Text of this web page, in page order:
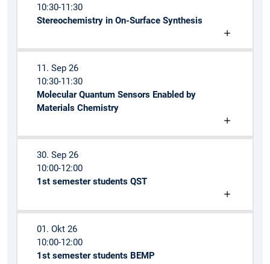
10:30-11:30
Stereochemistry in On-Surface Synthesis
11. Sep 26
10:30-11:30
Molecular Quantum Sensors Enabled by
Materials Chemistry
30. Sep 26
10:00-12:00
1st semester students QST
01. Okt 26
10:00-12:00
1st semester students BEMP